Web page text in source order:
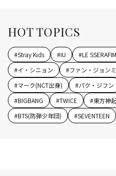
HOT TOPICS
#Stray Kids #IU #LE SSERAFIM
#イ・シニョン #ファン・ジョン
#マーク(NCT出身) #パク・ジフン
#BIGBANG #TWICE #東方神
#BTS(防弾少年団) #SEVENTEEN